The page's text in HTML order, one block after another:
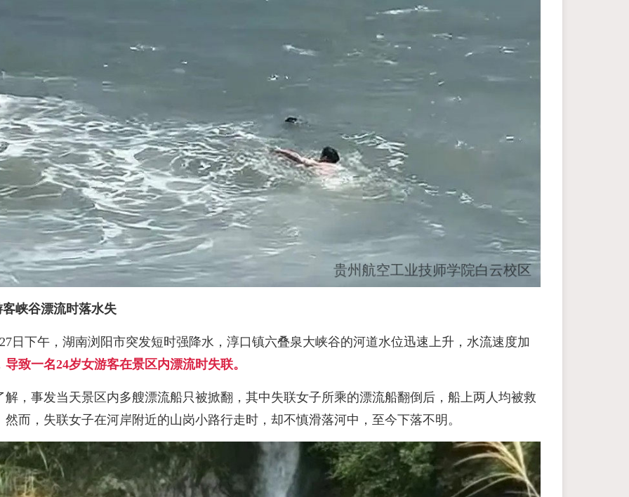
客峡谷漂流时落水失
日下午，湖南浏阳市突发短时强降水，淳口镇六叠泉大峡谷的河道水位迅速上升，水流速度加
导致一名24岁女游客在景区内漂流时失联。
解，事发当天景区内多艘漂流船只被掀翻，其中失联女子所乘的漂流船翻倒后，船上两人均被救
然而，失联女子在河岸附近的山岗小路行走时，却不慎滑落河中，至今下落不明。